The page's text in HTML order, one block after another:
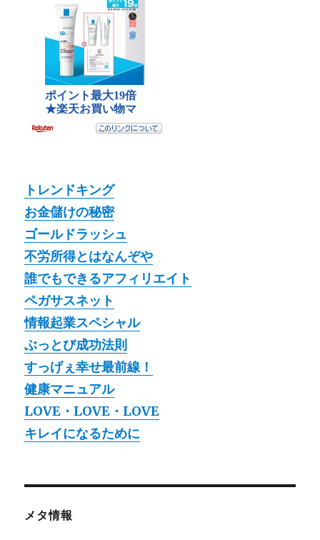
トレンドキング
お金儲けの秘密
ゴールドラッシュ
不労所得とはなんぞや
誰でもできるアフィリエイト
ペガサスネット
情報起業スペシャル
ぶっとび成功法則
すっげぇ幸せ最前線！
健康マニュアル
LOVE・LOVE・LOVE
キレイになるために
メタ情報